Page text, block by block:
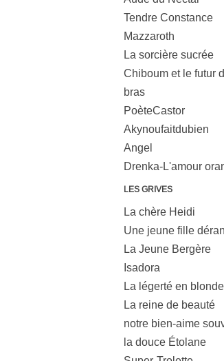
Tendre Constance
Mazzaroth
La sorcière sucrée
Chiboum et le futur
bras
PoèteCastor
Akynoufaitdubien
Angel
Drenka-L'amour
LES GRIVES
La chère Heidi
Une jeune fille
La Jeune Bergère
Isadora
La légerté en blonde
La reine de beauté
notre bien-aime
la douce Étolane